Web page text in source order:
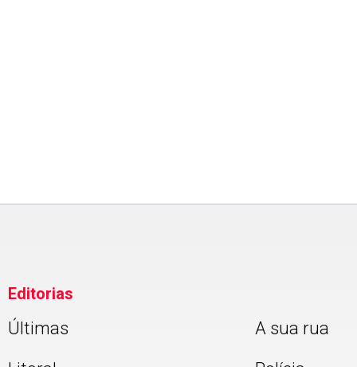
Editorias
Últimas A sua rua